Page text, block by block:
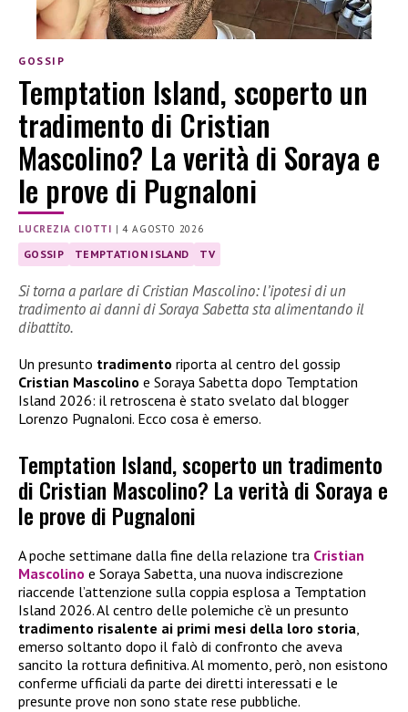
GOSSIP
Temptation Island, scoperto un
tradimento di Cristian
Mascolino? La verità di Soraya e
le prove di Pugnaloni
LUCREZIA CIOTTI |4 AGOSTO 2026
GOSSIP TEMPTATION ISLAND TV
Si torna a parlare di Cristian Mascolino: l’ipotesi di un
tradimento ai danni di Soraya Sabetta sta alimentando il
dibattito.
Un presunto tradimento riporta al centro del gossip
Cristian Mascolino e Soraya Sabetta dopo Temptation
Island 2026: il retroscena è stato svelato dal blogger
Lorenzo Pugnaloni. Ecco cosa è emerso.
Temptation Island, scoperto un tradimento
di Cristian Mascolino? La verità di Soraya e
le prove di Pugnaloni
A poche settimane dalla fine della relazione tra Cristian
Mascolino e Soraya Sabetta, una nuova indiscrezione
riaccende l’attenzione sulla coppia esplosa a Temptation
Island 2026. Al centro delle polemiche c’è un presunto
tradimento risalente ai primi mesi della loro storia,
emerso soltanto dopo il falò di confronto che aveva
sancito la rottura definitiva. Al momento, però, non esistono
conferme ufficiali da parte dei diretti interessati e le
presunte prove non sono state rese pubbliche.